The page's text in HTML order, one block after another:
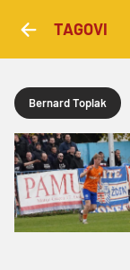
TAGOVI
Bernard Toplak